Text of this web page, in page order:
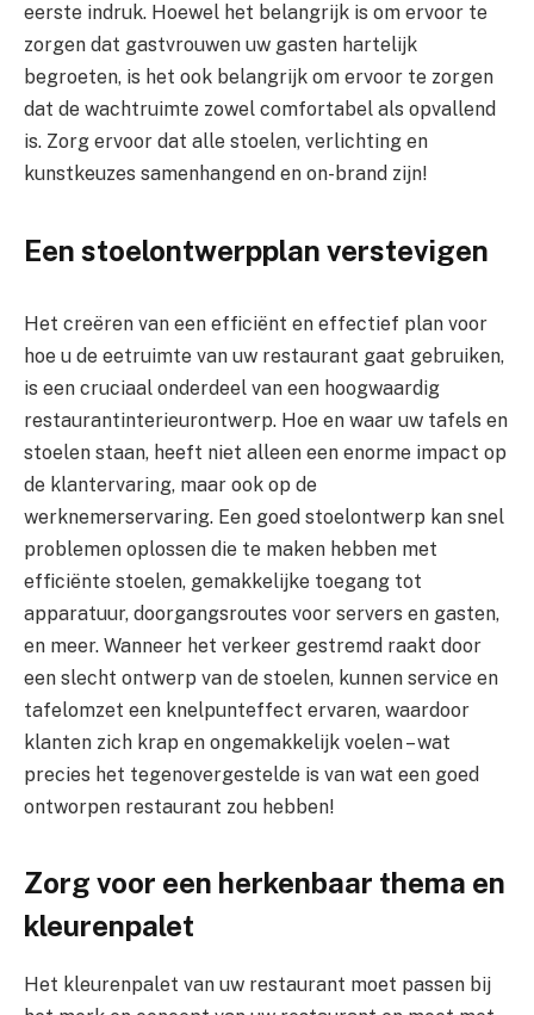
eerste indruk. Hoewel het belangrijk is om ervoor te
zorgen dat gastvrouwen uw gasten hartelijk
begroeten, is het ook belangrijk om ervoor te zorgen
dat de wachtruimte zowel comfortabel als opvallend
is. Zorg ervoor dat alle stoelen, verlichting en
kunstkeuzes samenhangend en on-brand zijn!
Een stoelontwerpplan verstevigen
Het creëren van een efficiënt en effectief plan voor
hoe u de eetruimte van uw restaurant gaat gebruiken,
is een cruciaal onderdeel van een hoogwaardig
restaurantinterieurontwerp. Hoe en waar uw tafels en
stoelen staan, heeft niet alleen een enorme impact op
de klantervaring, maar ook op de
werknemerservaring. Een goed stoelontwerp kan snel
problemen oplossen die te maken hebben met
efficiënte stoelen, gemakkelijke toegang tot
apparatuur, doorgangsroutes voor servers en gasten,
en meer. Wanneer het verkeer gestremd raakt door
een slecht ontwerp van de stoelen, kunnen service en
tafelomzet een knelpunteffect ervaren, waardoor
klanten zich krap en ongemakkelijk voelen – wat
precies het tegenovergestelde is van wat een goed
ontworpen restaurant zou hebben!
Zorg voor een herkenbaar thema en
kleurenpalet
Het kleurenpalet van uw restaurant moet passen bij